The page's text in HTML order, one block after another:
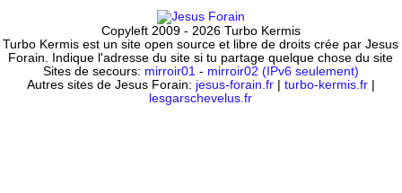
Copyleft 2009 - 2026 Turbo Kermis
Turbo Kermis est un site open source et libre de droits crée par Jesus
Forain. Indique l'adresse du site si tu partage quelque chose du site
Sites de secours: mirroir01 - mirroir02 (IPv6 seulement)
Autres sites de Jesus Forain: jesus-forain.fr| turbo-kermis.fr|
lesgarschevelus.fr